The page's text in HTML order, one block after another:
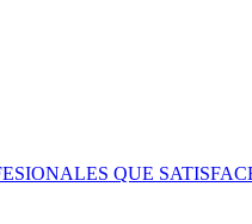
QUE